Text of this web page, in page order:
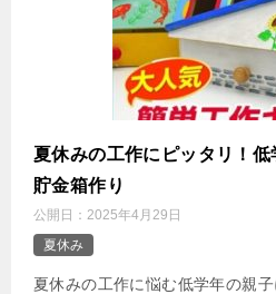
夏休みの工作にピッタリ！
貯金箱作り
公開日： 2025年4月29日
夏休み
夏休みの工作に悩む低学年の親子